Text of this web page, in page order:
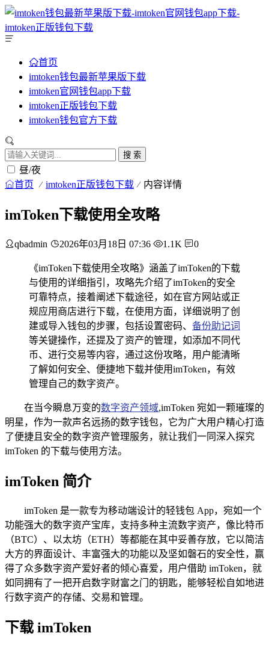
首页
imtoken钱包最新苹果版下载
imtoken官网钱包app下载
imtoken正版钱包下载
imtoken钱包官方下载
搜 索
昼/夜
首页 imtoken正版钱包下载 内容详情
imToken下载使用全攻略
qbadmin 2026年03月18日 07:36 1.1K 0
《imToken下载使用全攻略》涵盖了imToken的下载
与使用的详细指引，攻略先介绍了imToken的安全
可靠特点，接着阐述下载途径，如在官方网站或正
规应用商店进行下载，在使用方面，详细说明了创
建或导入钱包的步骤，包括设置密码、 备份助记词
等关键操作，还提及了资产的管理，如添加不同代
币、进行交易等内容，通过这份攻略，用户能清晰
了解如何安全、便捷地下载并使用imToken，有效
管理自己的数字资产。
在当今瞬息万变的数字资产领域,imToken 宛如一颗璀璨的
明星，作为一款声名远扬的数字钱包，它为广大用户精心打造
了便捷且安全的数字资产管理服务，就让我们一同深入探究
imToken 的下载与使用方法。
imToken 简介
imToken 是一款专为移动端设计的轻钱包 App，宛如一个
功能强大的数字资产宝库，支持多种主流数字资产，像比特币
（BTC）、以太坊（ETH）等都能在其中妥善存放，它以简洁
大方的界面设计、丰富强大的功能以及坚如磐石的安全性，赢
得了众多数字资产爱好者的倾心喜爱，用户借助 imToken，就
如同拥有了一把开启数字财富之门的钥匙，能够轻松自如地进
行数字资产的存储、交易和管理。
下载 imToken